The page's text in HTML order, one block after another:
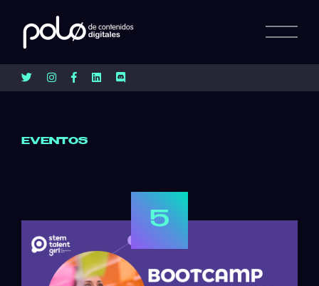
EVENTOS
5